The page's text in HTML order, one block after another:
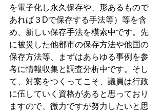
を電子化し永久保存や、形あるもので
あれば３Dで保存する手法等）等を含
め、新しい保存手法を模索中です。先
に被災した他都市の保存方法や他国の
保存方法等、まずはあらゆる事例を参
考に情報収集と調査分析中です。そし
て、対案をつくってこそ、議員は行政
に伍していく資格があると思っており
ますので、微力ですが努力したいと思